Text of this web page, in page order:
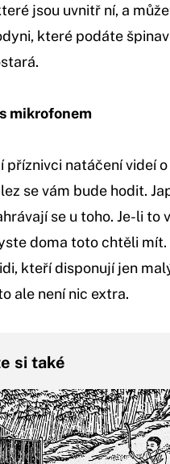
jsou uvnitř ní, a
které podáte
mikrofonem
příznivci natáčení videí
se vám bude hodit.
se u toho. Je-li to
doma toto chtěli mít.
kteří disponují jen
ale není nic extra.
si také